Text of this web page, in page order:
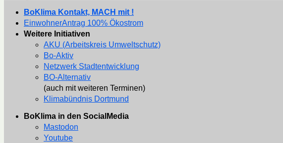
BoKlima Kontakt, MACH mit !
EinwohnerAntrag 100% Ökostrom
Weitere Initiativen
AKU (Arbeitskreis Umweltschutz)
Bo-Aktiv
Netzwerk Stadtentwicklung
BO-Alternativ
(auch mit weiteren Terminen)
Klimabündnis Dortmund
BoKlima in den SocialMedia
Mastodon
Youtube